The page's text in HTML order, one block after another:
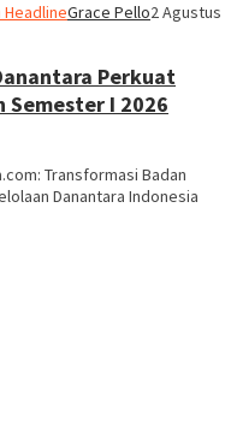
HeadlineGrace Pello2 Agustus
Perkuat
Semester I 2026
Transformasi Badan
Danantara Indonesia